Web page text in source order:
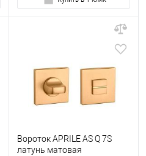
Вороток APRILE AS Q 7S
латунь матовая